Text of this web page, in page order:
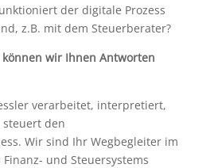
der digitale Prozess
z.B. mit dem Steuerberater?
wir Ihnen Antworten
verarbeitet, interpretiert,
den
Wir sind Ihr Wegbegleiter im
und Steuersystems